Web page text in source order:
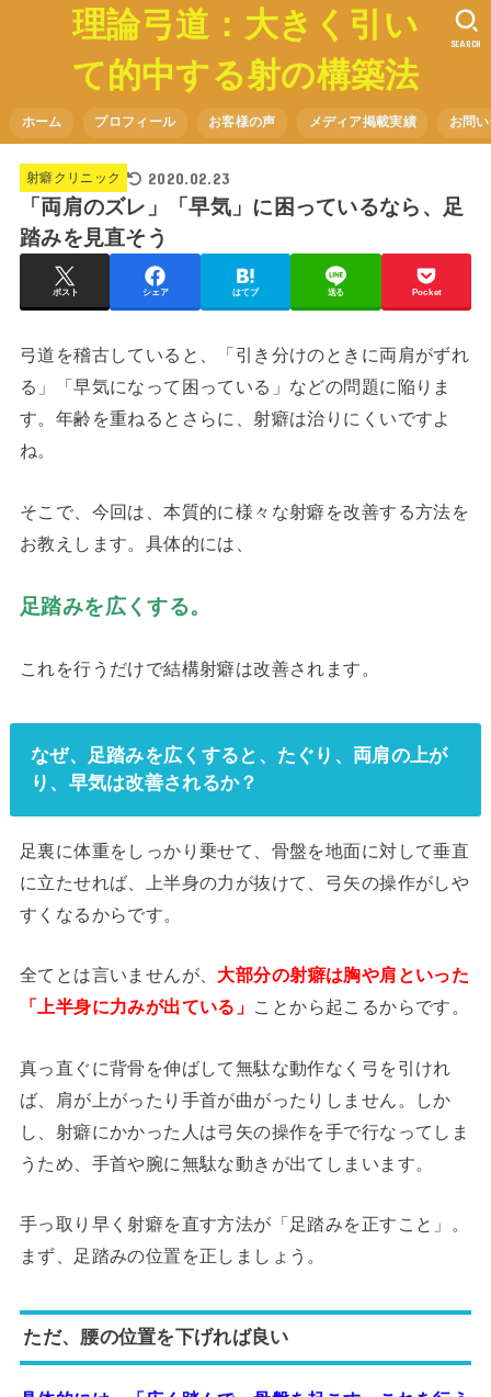
理論弓道：大きく引い
て的中する射の構築法
ホーム プロフィール お客様の声 メディア掲載実績 お問
SEARCH
射癖クリニック 2020.02.23
「両肩のズレ」「早気」に困っているなら、足
踏みを見直そう
ポスト シェア はてブ 送る Pocket
弓道を稽古していると、「引き分けのときに両肩がずれ
る」「早気になって困っている」などの問題に陥りま
す。年齢を重ねるとさらに、射癖は治りにくいですよ
ね。
そこで、今回は、本質的に様々な射癖を改善する方法を
お教えします。具体的には、
足踏みを広くする。
これを行うだけで結構射癖は改善されます。
なぜ、足踏みを広くすると、たぐり、両肩の上が
り、早気は改善されるか？
足裏に体重をしっかり乗せて、骨盤を地面に対して垂直
に立たせれば、上半身の力が抜けて、弓矢の操作がしや
すくなるからです。
全てとは言いませんが、 大部分の射癖は胸や肩といった
「上半身に力みが出ている」 ことから起こるからです。
真っ直ぐに背骨を伸ばして無駄な動作なく弓を引けれ
ば、肩が上がったり手首が曲がったりしません。しか
し、射癖にかかった人は弓矢の操作を手で行なってしま
うため、手首や腕に無駄な動きが出てしまいます。
手っ取り早く射癖を直す方法が「足踏みを正すこと」。
まず、足踏みの位置を正しましょう。
ただ、腰の位置を下げれば良い